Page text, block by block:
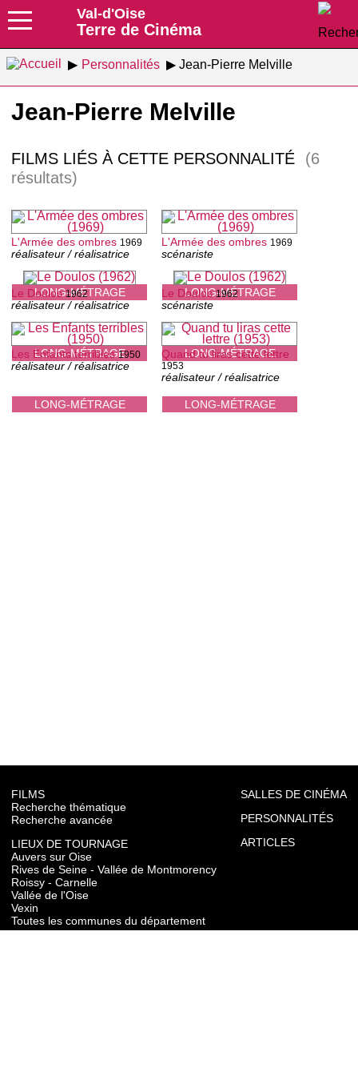
Val-d'Oise
Terre de Cinéma
Personnalités Jean-Pierre Melville
Jean-Pierre Melville
FILMS LIÉS À CETTE PERSONNALITÉ
(6
résultats)
LONG-MÉTRAGE
L'Armée des ombres 1969
réalisateur / réalisatrice
LONG-MÉTRAGE
L'Armée des ombres 1969
scénariste
LONG-MÉTRAGE
Le Doulos 1962
réalisateur / réalisatrice
LONG-MÉTRAGE
Le Doulos 1962
scénariste
LONG-MÉTRAGE
Les Enfants terribles 1950
réalisateur / réalisatrice
LONG-MÉTRAGE
Quand tu liras cette lettre
1953
réalisateur / réalisatrice
FILMS
Recherche thématique
Recherche avancée
LIEUX DE TOURNAGE
Auvers sur Oise
Rives de Seine - Vallée de Montmorency
Roissy - Carnelle
Vallée de l'Oise
Vexin
Toutes les communes du département
SALLES DE CINÉMA
PERSONNALITÉS
ARTICLES